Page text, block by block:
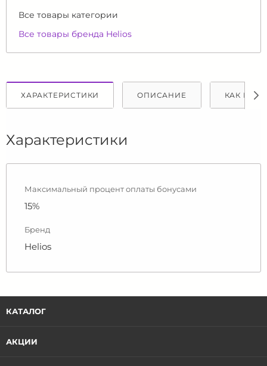
Все товары категории
Все товары бренда Helios
ХАРАКТЕРИСТИКИ ОПИСАНИЕ КАК
Характеристики
Максимальный процент оплаты бонусами
15%
Бренд
Helios
КАТАЛОГ
АКЦИИ